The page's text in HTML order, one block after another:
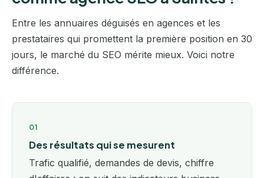
Entre les annuaires déguisés en agences et les
prestataires qui promettent la première position en 30
jours, le marché du SEO mérite mieux. Voici notre
différence.
01
Des résultats qui se mesurent
Trafic qualifié, demandes de devis, chiffre